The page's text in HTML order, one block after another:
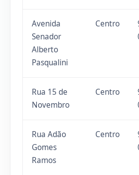
Avenida
Senador
Alberto
Pasqualini
Centro
Rua 15 de
Novembro
Centro
Rua Adão
Gomes
Ramos
Centro